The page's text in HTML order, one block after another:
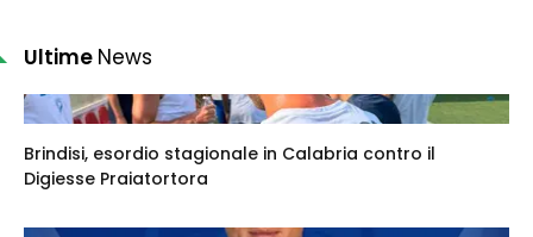
Ultime News
Brindisi, esordio stagionale in Calabria contro il
Digiesse Praiatortora